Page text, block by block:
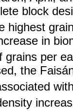
block
highest
in
grains per
the